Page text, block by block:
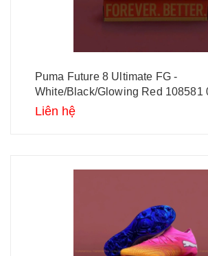
Puma Future 8 Ultimate FG -
White/Black/Glowing Red 108581
Liên hệ